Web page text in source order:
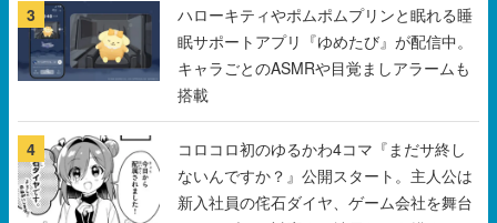
3
ハローキティやポムポムプリンと眠れる睡
眠サポートアプリ『ゆめたび』が配信中。
キャラごとのASMRや目覚ましアラームも
搭載
4
コロコロ初のゆるかわ4コマ『まだサ終し
ないんですか？』公開スタート。主人公は
新入社員の侘石ダイヤ、ゲーム会社を舞台